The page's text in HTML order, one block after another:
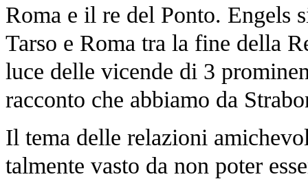
Roma e il re del Ponto. Engels
Tarso e Roma tra la fine della
luce delle vicende di 3
racconto che abbiamo da
Il tema delle relazioni
talmente vasto da non poter